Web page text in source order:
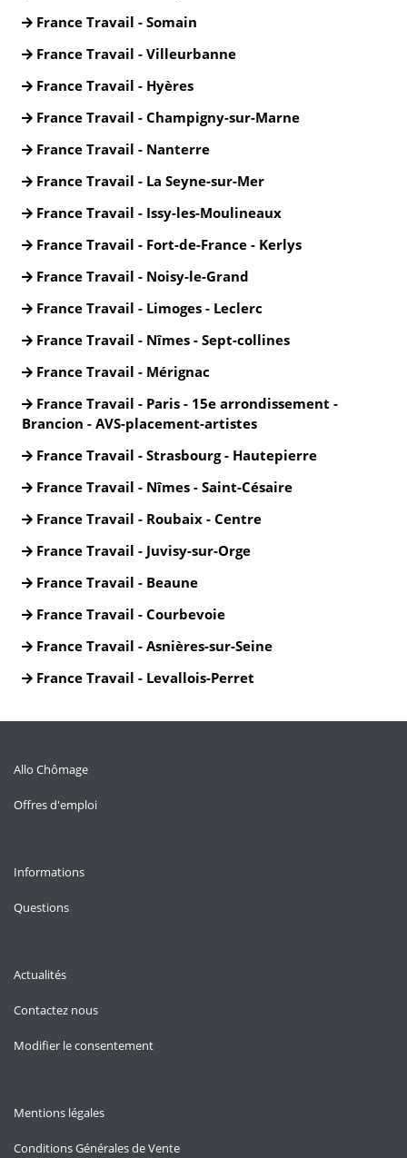
France Travail - Somain
France Travail - Villeurbanne
France Travail - Hyères
France Travail - Champigny-sur-Marne
France Travail - Nanterre
France Travail - La Seyne-sur-Mer
France Travail - Issy-les-Moulineaux
France Travail - Fort-de-France - Kerlys
France Travail - Noisy-le-Grand
France Travail - Limoges - Leclerc
France Travail - Nîmes - Sept-collines
France Travail - Mérignac
France Travail - Paris - 15e arrondissement -
Brancion - AVS-placement-artistes
France Travail - Strasbourg - Hautepierre
France Travail - Nîmes - Saint-Césaire
France Travail - Roubaix - Centre
France Travail - Juvisy-sur-Orge
France Travail - Beaune
France Travail - Courbevoie
France Travail - Asnières-sur-Seine
France Travail - Levallois-Perret
Allo Chômage
Offres d'emploi
Informations
Questions
Actualités
Contactez nous
Modifier le consentement
Mentions légales
Conditions Générales de Vente